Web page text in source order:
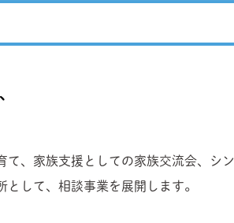
、家族支援としての家族交流会、シン
して、相談事業を展開します。